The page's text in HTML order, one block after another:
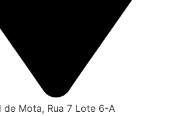
de Mota, Rua 7 Lote 6-A